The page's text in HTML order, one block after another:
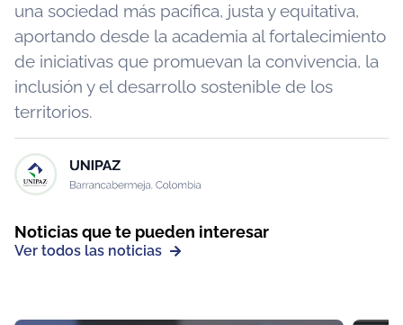
una sociedad más pacífica, justa y equitativa,
aportando desde la academia al fortalecimiento
de iniciativas que promuevan la convivencia, la
inclusión y el desarrollo sostenible de los
territorios.
Noticias que te pueden interesar
Ver todos las noticias